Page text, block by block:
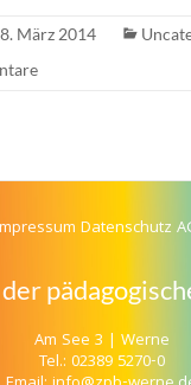
März 2014
Datenschutz
Am See 3 | Werne
Tel.: 02389 5270-0